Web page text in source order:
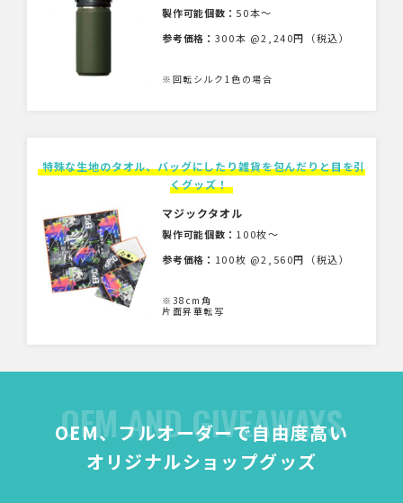
製作可能個数： 50本〜
参考価格： 300本 @2,240円（税込）
※回転シルク1色の場合
特殊な生地のタオル、バッグにしたり雑貨を包んだりと目を引
くグッズ！
マジックタオル
製作可能個数： 100枚〜
参考価格： 100枚 @2,560円（税込）
※38cm角
片面昇華転写
OEM AND GIVEAWAYS
OEM、フルオーダーで自由度高い
オリジナルショップグッズ